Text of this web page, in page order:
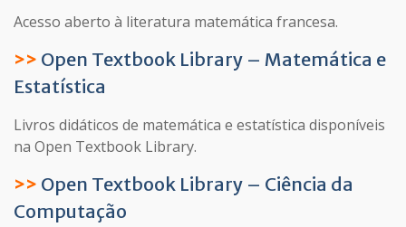
Acesso aberto à literatura matemática francesa.
>> Open Textbook Library – Matemática e
Estatística
Livros didáticos de matemática e estatística disponíveis
na Open Textbook Library.
>> Open Textbook Library – Ciência da
Computação